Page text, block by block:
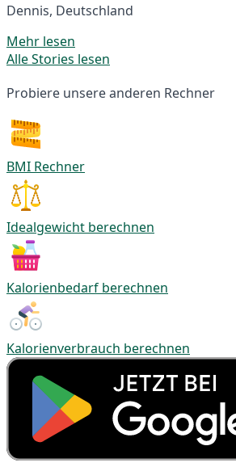
Dennis, Deutschland
Mehr lesen
Alle Stories lesen
Probiere unsere anderen Rechner
BMI Rechner
Idealgewicht berechnen
Kalorienbedarf berechnen
Kalorienverbrauch berechnen